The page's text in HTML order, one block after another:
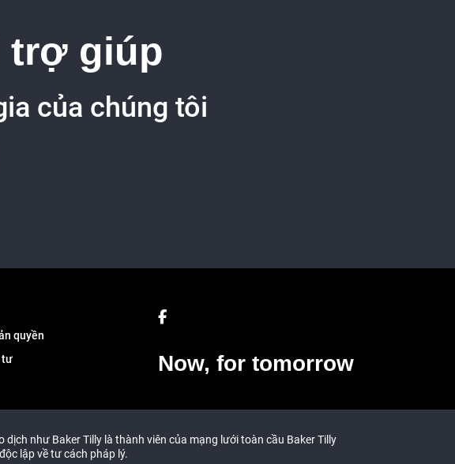
trợ giúp
của chúng tôi
quyền
tư
Now, for tomorrow
như Baker Tilly là thành viên của mạng lưới toàn cầu Baker Tilly
lập về tư cách pháp lý.